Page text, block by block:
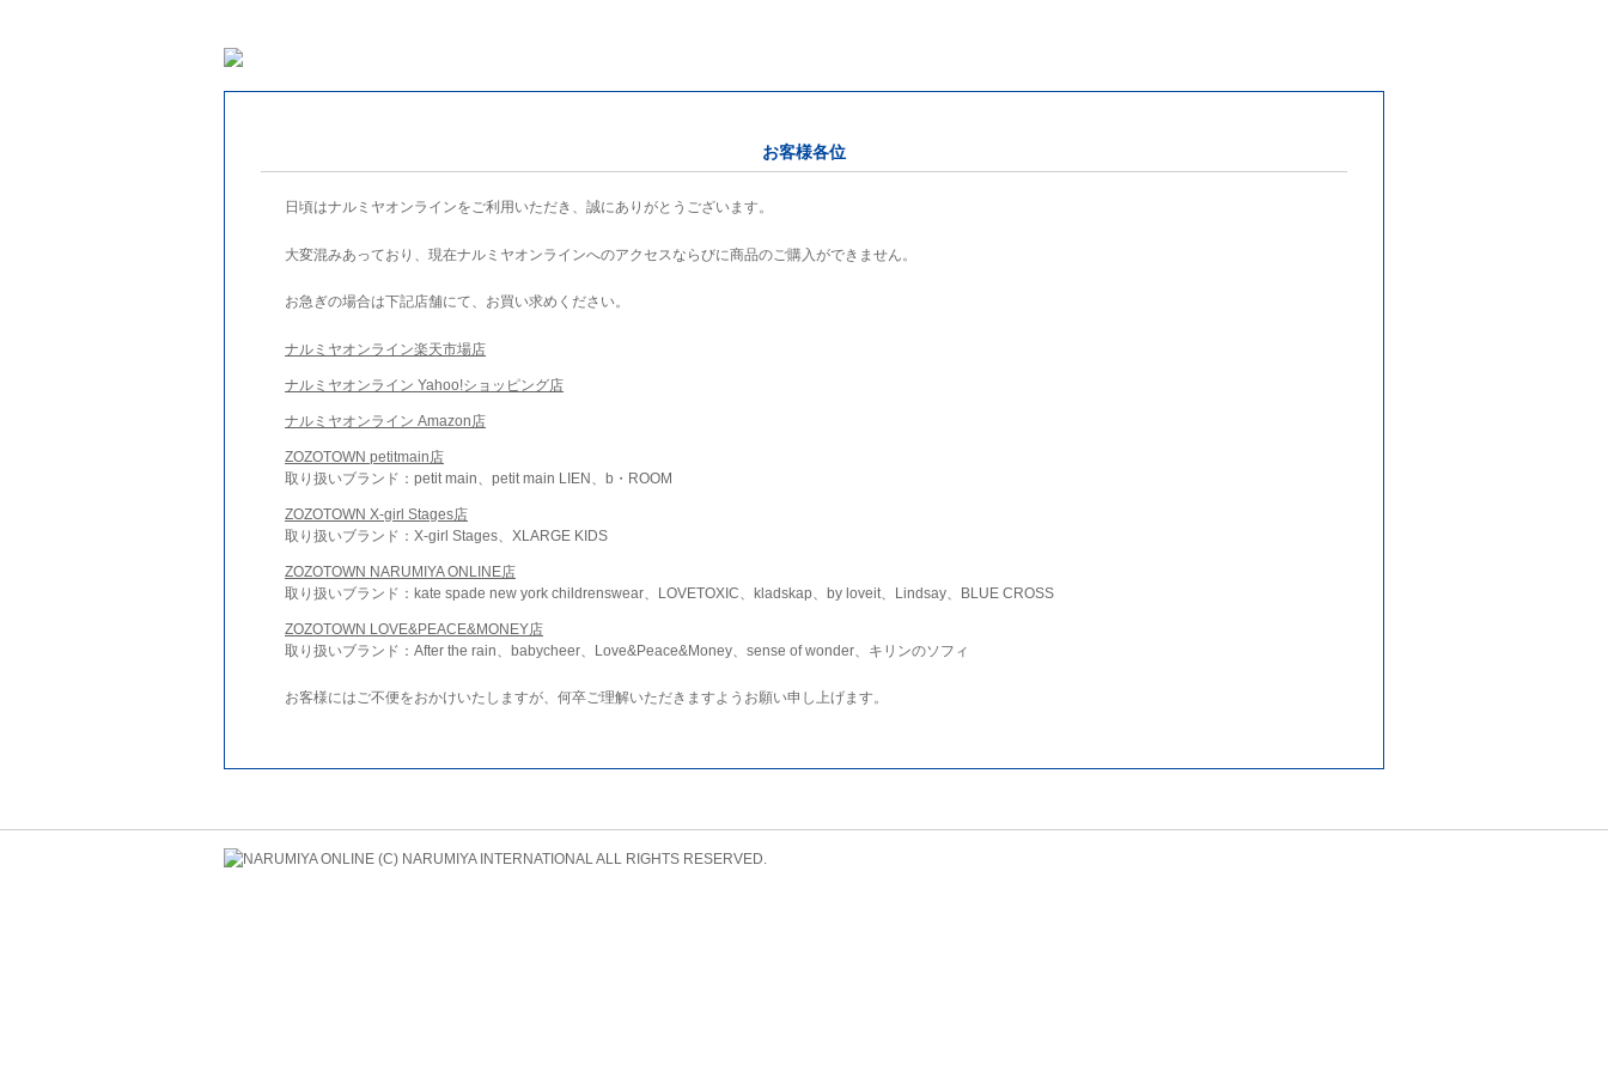
お客様各位
日頃はナルミヤオンラインをご利用いただき、誠にありがとうございます。
大変混みあっており、現在ナルミヤオンラインへのアクセスならびに商品のご購入ができません。
お急ぎの場合は下記店舗にて、お買い求めください。
ナルミヤオンライン楽天市場店
ナルミヤオンライン Yahoo!ショッピング店
ナルミヤオンライン Amazon店
ZOZOTOWN petitmain店
取り扱いブランド：petit main、petit main LIEN、b・ROOM
ZOZOTOWN X-girl Stages店
取り扱いブランド：X-girl Stages、XLARGE KIDS
ZOZOTOWN NARUMIYA ONLINE店
取り扱いブランド：kate spade new york childrenswear、LOVETOXIC、kladskap、by loveit、Lindsay、BLUE CROSS
ZOZOTOWN LOVE&PEACE&MONEY店
取り扱いブランド：After the rain、babycheer、Love&Peace&Money、sense of wonder、キリンのソフィ
お客様にはご不便をおかけいたしますが、何卒ご理解いただきますようお願い申し上げます。